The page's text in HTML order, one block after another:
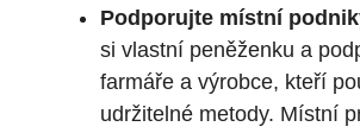
Podporujte místní
si vlastní peněženku a
farmáře a výrobce, kteří
udržitelné metody. Místní